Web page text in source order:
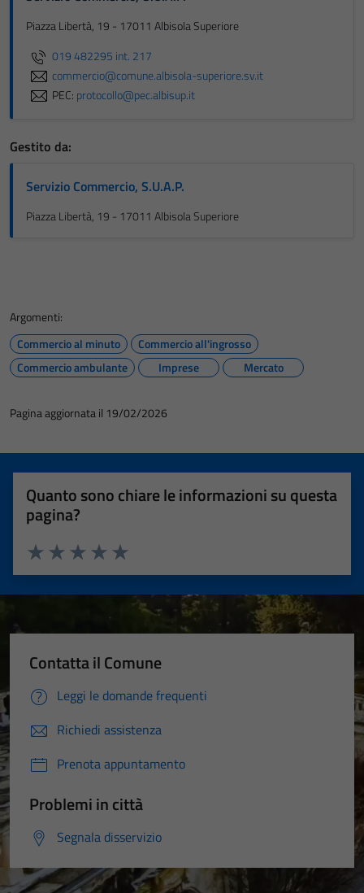
Piazza Libertà, 19 - 17011 Albisola Superiore
019 482295 int. 217
commercio@comune.albisola-superiore.sv.it
PEC: protocollo@pec.albisup.it
Gestito da:
Servizio Commercio, S.U.A.P.
Piazza Libertà, 19 - 17011 Albisola Superiore
Argomenti:
Commercio al minuto
Commercio all'ingrosso
Commercio ambulante
Imprese Mercato
Pagina aggiornata il 19/02/2026
Quanto sono chiare le informazioni su questa
pagina?
Valuta 5 stelle su 5
Valuta 4 stelle su 5
Valuta 3 stelle su 5
Valuta 2 stelle su 5
Valuta 1 stelle su 5
Contatta il Comune
Leggi le domande frequenti
Richiedi assistenza
Prenota appuntamento
Problemi in città
Segnala disservizio